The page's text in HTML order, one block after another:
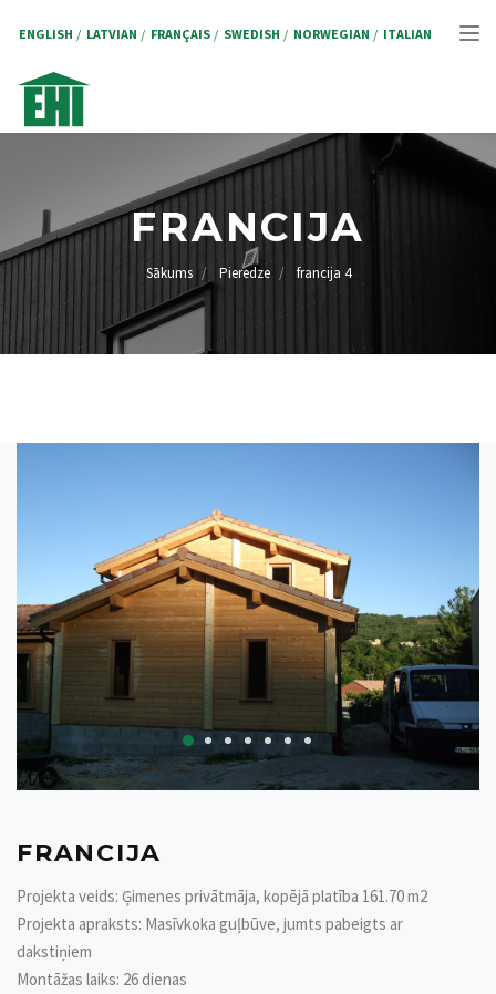
saturu
ENGLISH LATVIAN FRANÇAIS SWEDISH NORWEGIAN ITALIAN
FRANCIJA
ATPAKAĻCEĻŠ
Sākums Pieredze francija 4
FRANCIJA
Projekta veids: Ģimenes privātmāja, kopējā platība 161.70 m2
Projekta apraksts: Masīvkoka guļbūve, jumts pabeigts ar
dakstiņiem
Montāžas laiks: 26 dienas